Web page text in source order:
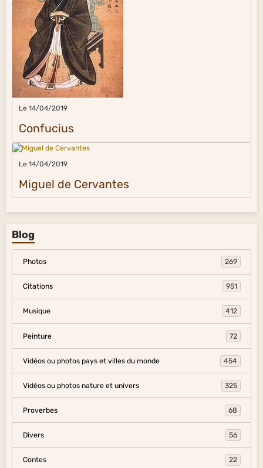
Le 14/04/2019
Confucius
Le 14/04/2019
Miguel de Cervantes
Blog
Photos 269
Citations 951
Musique 412
Peinture 72
Vidéos ou photos pays et villes du monde 454
Vidéos ou photos nature et univers 325
Proverbes 68
Divers 56
Contes 22